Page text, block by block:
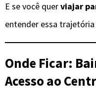
E se você querviajar
entender essa trajetória
Onde Ficar:
Acesso ao